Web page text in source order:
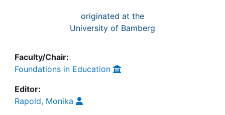
originated at the
University of Bamberg
Faculty/Chair:
Foundations in Education
Editor:
Rapold, Monika